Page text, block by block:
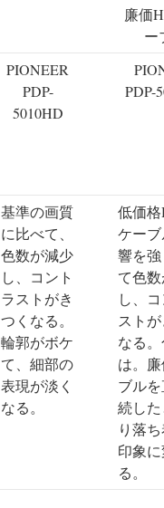
廉価
ー
PIONEER
PDP-
5010HD
PDP-
基準の画質
に比べて、
色数が減少
し、コント
ラストがき
つくなる。
輪郭がボケ
て、細部の
表現が淡く
なる。
低価
ケー
響を
て色
し、
スト
なる
は。
ブル
続し
り落
印象
る。